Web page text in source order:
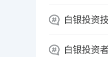
白银投资
白银投资